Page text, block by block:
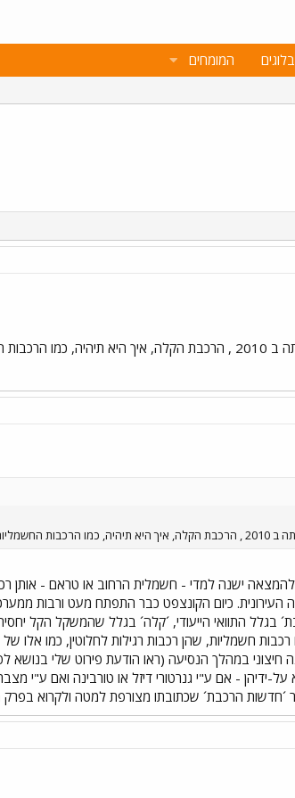
בלוגים המומחים
אורח 1
תודה!!! אורח 1
להמצאה ישנה למדי - חשמלית הרחוב או טראם - אותן
כיום הקונצפט כבר התפתח מעט ורבות
בגלל התוואי הייעודי, ´קלה´ בגלל שהמשקל הקל
חשמליות, שהן רכבות רגילות לחלוטין, כמו
במהלך הנסיעה (ראו הודעת פירוט שלי בנושא
- אם ע"י גנרטורי דיזל או טורבינה ואם ע"י
´חדשות הרכבת´ שכתובתו מצורפת למטה ולקרוא